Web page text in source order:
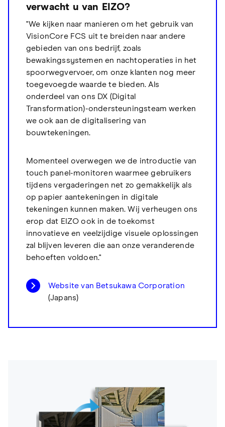
verwacht u van EIZO?
"We kijken naar manieren om het gebruik van
VisionCore FCS uit te breiden naar andere
gebieden van ons bedrijf, zoals
bewakingssystemen en nachtoperaties in het
spoorwegvervoer, om onze klanten nog meer
toegevoegde waarde te bieden. Als
onderdeel van ons DX (Digital
Transformation)-ondersteuningsteam werken
we ook aan de digitalisering van
bouwtekeningen.
Momenteel overwegen we de introductie van
touch panel-monitoren waarmee gebruikers
tijdens vergaderingen net zo gemakkelijk als
op papier aantekeningen in digitale
tekeningen kunnen maken. Wij verheugen ons
erop dat EIZO ook in de toekomst
innovatieve en veelzijdige visuele oplossingen
zal blijven leveren die aan onze veranderende
behoeften voldoen."
Website van Betsukawa Corporation
(Japans)